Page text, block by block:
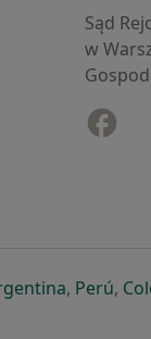
Sąd
w
karcie
w nowej karcie
się w nowej
otwiera
, Perú,